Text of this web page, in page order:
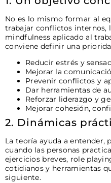
No es lo mismo formar al
trabajar conflictos internos,
mindfulness aplicado al
conviene definir una
Reducir estrés y
Mejorar la
Prevenir conflictos y
Dar herramientas de
Reforzar liderazgo y
Mejorar cohesión,
2. Dinámicas
La teoría ayuda a entender,
cuando las personas
ejercicios breves, role
cotidianos y herramientas
siguiente.